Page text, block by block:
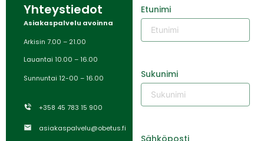
Yhteystiedot
Asiakaspalvelu avoinna
Arkisin 7.00 – 21.00
Lauantai 10.00 – 16.00
Sunnuntai 12-00 – 16.00
+358 45 783 15 900
asiakaspalvelu@obetus.fi
Etunimi
Sukunimi
Sähköposti